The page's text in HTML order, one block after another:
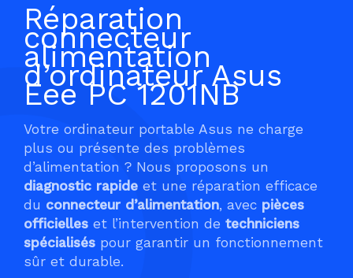
Réparation
connecteur
alimentation
d’ordinateur Asus
Eee PC 1201NB
Votre ordinateur portable Asus ne charge
plus ou présente des problèmes
d’alimentation ? Nous proposons un
diagnostic rapide et une réparation efficace
du connecteur d’alimentation, avec pièces
officielles et l’intervention de techniciens
spécialisés pour garantir un fonctionnement
sûr et durable.